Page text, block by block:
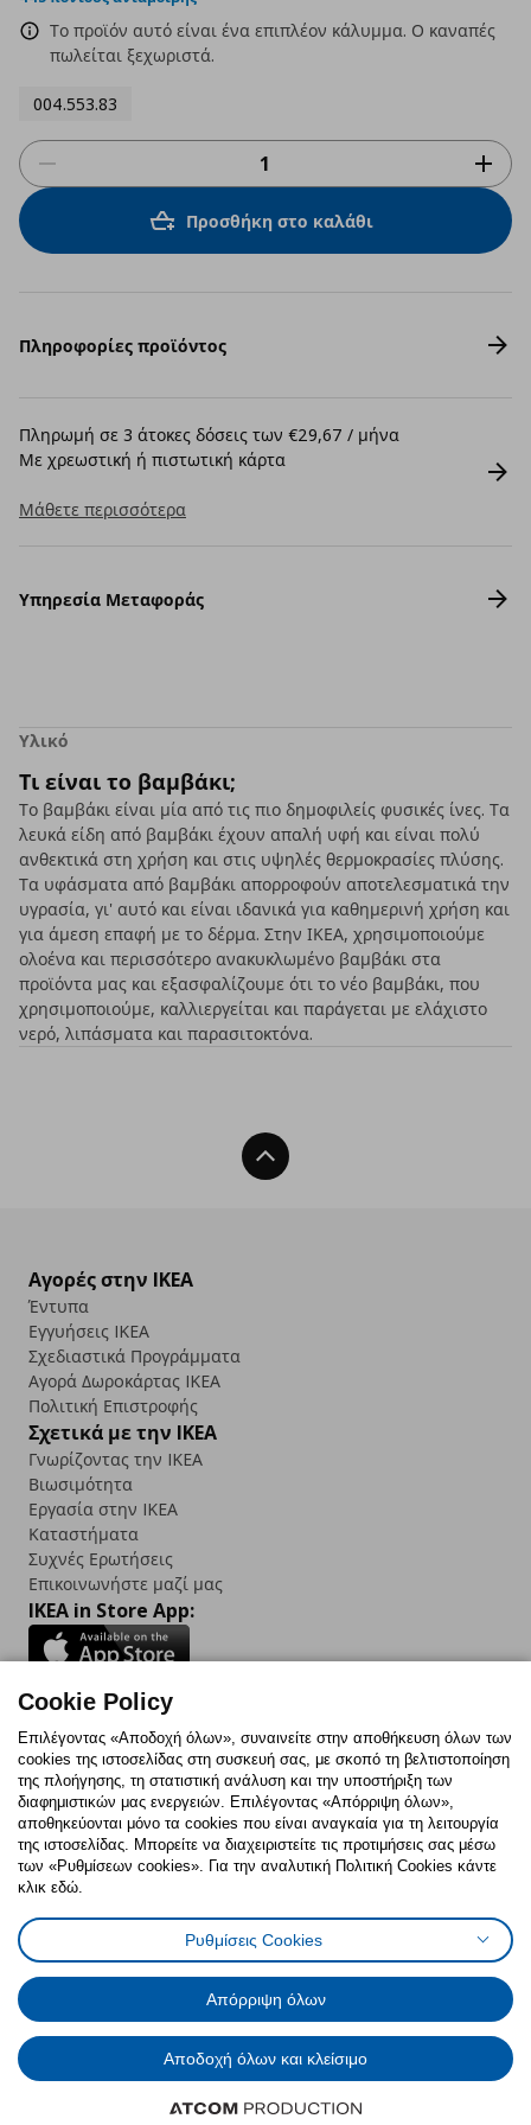
Το προϊόν αυτό είναι ένα επιπλέον κάλυμμα. Ο καναπές
πωλείται ξεχωριστά.
004.553.83
Προσθήκη στο καλάθι
Πληροφορίες προϊόντος
Πληρωμή σε 3 άτοκες δόσεις των €29,67 / μήνα
Με χρεωστική ή πιστωτική κάρτα
Μάθετε περισσότερα
Υπηρεσία Μεταφοράς
Υλικό
Τι είναι το βαμβάκι;
Το βαμβάκι είναι μία από τις πιο δημοφιλείς φυσικές ίνες. Τα
λευκά είδη από βαμβάκι έχουν απαλή υφή και είναι πολύ
ανθεκτικά στη χρήση και στις υψηλές θερμοκρασίες πλύσης.
Τα υφάσματα από βαμβάκι απορροφούν αποτελεσματικά την
υγρασία, γι' αυτό και είναι ιδανικά για καθημερινή χρήση και
για άμεση επαφή με το δέρμα. Στην ΙΚΕΑ, χρησιμοποιούμε
ολοένα και περισσότερο ανακυκλωμένο βαμβάκι στα
προϊόντα μας και εξασφαλίζουμε ότι το νέο βαμβάκι, που
χρησιμοποιούμε, καλλιεργείται και παράγεται με ελάχιστο
νερό, λιπάσματα και παρασιτοκτόνα.
Back To Top
Αγορές στην IKEA
Έντυπα
Εγγυήσεις IKEA
Σχεδιαστικά Προγράμματα
Αγορά Δωρoκάρτας IKEA
Πολιτική Επιστροφής
Σχετικά με την IKEA
Γνωρίζοντας την IKEA
Βιωσιμότητα
Εργασία στην IKEA
Καταστήματα
Συχνές Ερωτήσεις
Επικοινωνήστε μαζί μας
IKEA in Store App:
Follow us:
FacebookInstagram
TikTokYoutubePinterestTwitter
Πολιτική CookiesΔήλωση ψηφιακής προσβασιμότητας
Ρυθμίσεις cookiesΌροι Χρήσης
Γενική Πολιτική Προσωπικών Δεδομένων
Πολιτική Προσωπικών Δεδομένων για ΙΚΕΑ.gr
Κώδικας Καταναλωτικής Δεοντολογίας
© Inter-IKEA Systems B.V. 1999 - 2025
Cookie Policy
Επιλέγοντας «Αποδοχή όλων», συναινείτε στην αποθήκευση όλων των
cookies της ιστοσελίδας στη συσκευή σας, με σκοπό τη βελτιστοποίηση
της πλοήγησης, τη στατιστική ανάλυση και την υποστήριξη των
διαφημιστικών μας ενεργειών. Επιλέγοντας «Απόρριψη όλων»,
αποθηκεύονται μόνο τα cookies που είναι αναγκαία για τη λειτουργία
της ιστοσελίδας. Μπορείτε να διαχειριστείτε τις προτιμήσεις σας μέσω
των «Ρυθμίσεων cookies». Για την αναλυτική Πολιτική Cookies κάντε
κλικ εδώ.
Ρυθμίσεις Cookies
Απόρριψη όλων
Αποδοχή όλων και κλείσιμο